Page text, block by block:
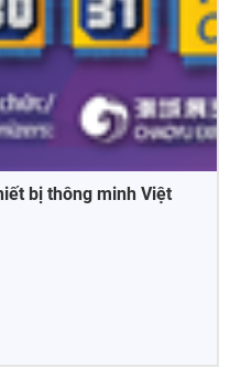
bị thông minh Việt